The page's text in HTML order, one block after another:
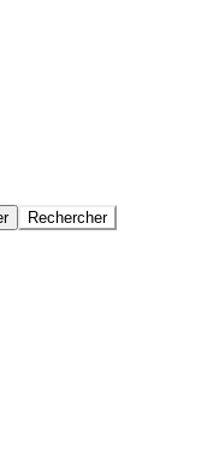
Rechercher